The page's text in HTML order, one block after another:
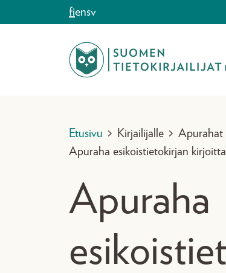
fiensv
Etusivu > Kirjailijalle > Apurahat
Apuraha esikoistietokirjan
Apuraha